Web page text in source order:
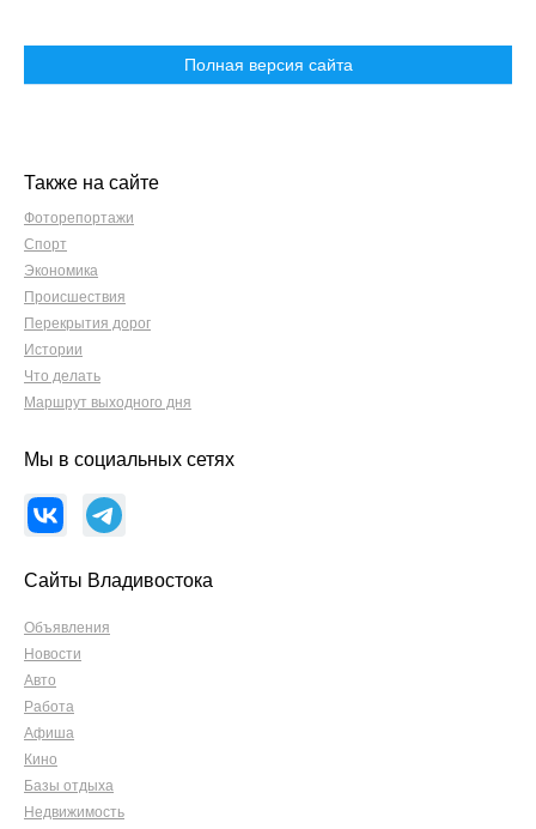
Полная версия сайта
Также на сайте
Фоторепортажи
Спорт
Экономика
Происшествия
Перекрытия дорог
Истории
Что делать
Маршрут выходного дня
Мы в социальных сетях
Сайты Владивостока
Объявления
Новости
Авто
Работа
Афиша
Кино
Базы отдыха
Недвижимость